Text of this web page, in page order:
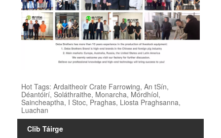
Hot Tags: Ardaitheoir Crate Farrowing, An tSín,
Déantóirí, Soláthraithe, Monarcha, Mórdhíol,
Saincheaptha, I Stoc, Praghas, Liosta Praghsanna,
Luachan
Clib Táirge